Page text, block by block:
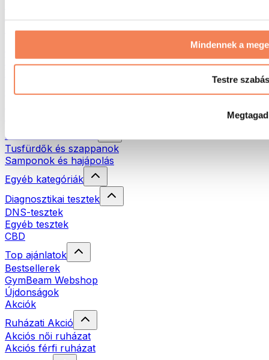
Mindennek a
Testre szabás
Megtagad
Úszás
Túrázás
Vörösfény-terápia
Öko háztartás
Natúrkozmetikumok
Tusfürdők és szappanok
Samponok és hajápolás
Egyéb kategóriák
Diagnosztikai tesztek
DNS-tesztek
Egyéb tesztek
CBD
Top ajánlatok
Bestsellerek
GymBeam Webshop
Újdonságok
Akciók
Ruházati Akció
Akciós női ruházat
Akciós férfi ruházat